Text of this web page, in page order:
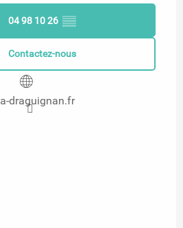
04 98 10 26 ▒▒
Contactez-nous
draguignan.fr